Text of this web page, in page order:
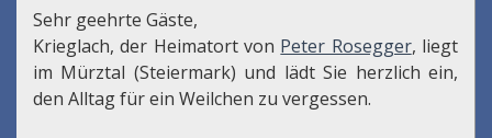
Sehr geehrte Gäste,
Krieglach, der Heimatort von Peter Rosegger, liegt
im Mürztal (Steiermark) und lädt Sie herzlich ein,
den Alltag für ein Weilchen zu vergessen.